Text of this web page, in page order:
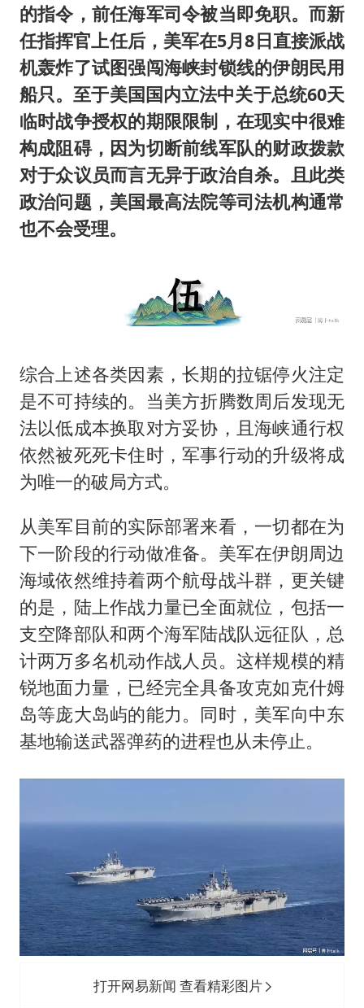
的指令，前任海军司令被当即免职。而新
任指挥官上任后，美军在5月8日直接派战
机轰炸了试图强闯海峡封锁线的伊朗民用
船只。至于美国国内立法中关于总统60天
临时战争授权的期限限制，在现实中很难
构成阻碍，因为切断前线军队的财政拨款
对于众议员而言无异于政治自杀。且此类
政治问题，美国最高法院等司法机构通常
也不会受理。
综合上述各类因素，长期的拉锯停火注定
是不可持续的。当美方折腾数周后发现无
法以低成本换取对方妥协，且海峡通行权
依然被死死卡住时，军事行动的升级将成
为唯一的破局方式。
从美军目前的实际部署来看，一切都在为
下一阶段的行动做准备。美军在伊朗周边
海域依然维持着两个航母战斗群，更关键
的是，陆上作战力量已全面就位，包括一
支空降部队和两个海军陆战队远征队，总
计两万多名机动作战人员。这样规模的精
锐地面力量，已经完全具备攻克如克什姆
岛等庞大岛屿的能力。同时，美军向中东
基地输送武器弹药的进程也从未停止。
打开网易新闻 查看精彩图片